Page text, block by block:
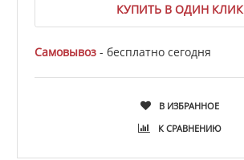
КУПИТЬ В ОДИН КЛИК
Самовывоз - бесплатно сегодня
В ИЗБРАННОЕ
К СРАВНЕНИЮ